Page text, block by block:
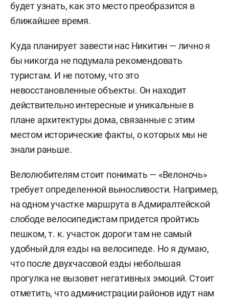
будет узнать, как это место преобразится в
ближайшее время.
Куда планирует завести нас Никитин — лично я
бы никогда не подумала рекомендовать
туристам. И не потому, что это
невосстановленные объекты. Он находит
действительно интересные и уникальные в
плане архитектуры дома, связанные с этим
местом исторические факты, о которых мы не
знали раньше.
Велолюбителям стоит понимать — «Велоночь»
требует определенной выносливости. Например,
на одном участке маршрута в Адмиралтейской
слободе велосипедистам придется пройтись
пешком, т. к. участок дороги там не самый
удобный для езды на велосипеде. Но я думаю,
что после двухчасовой езды небольшая
прогулка не вызовет негативных эмоций. Стоит
отметить, что администрации районов идут нам